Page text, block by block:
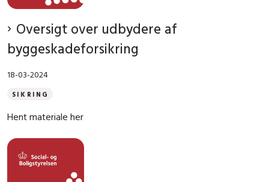
Oversigt over udbydere af
byggeskadeforsikring
18-03-2024
SIKRING
Hent materiale her